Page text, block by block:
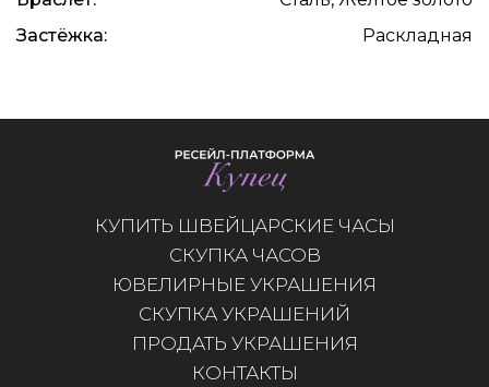
Застёжка:
Раскладная
КУПИТЬ ШВЕЙЦАРСКИЕ ЧАСЫ
СКУПКА ЧАСОВ
ЮВЕЛИРНЫЕ УКРАШЕНИЯ
СКУПКА УКРАШЕНИЙ
ПРОДАТЬ УКРАШЕНИЯ
КОНТАКТЫ